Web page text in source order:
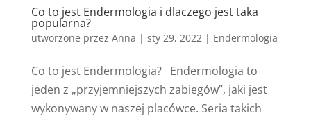
Co to jest Endermologia i dlaczego jest taka
popularna?
utworzone przez Anna | sty 29, 2022| Endermologia
Co to jest Endermologia? Endermologia to
jeden z „przyjemniejszych zabiegów”, jaki jest
wykonywany w naszej placówce. Seria takich